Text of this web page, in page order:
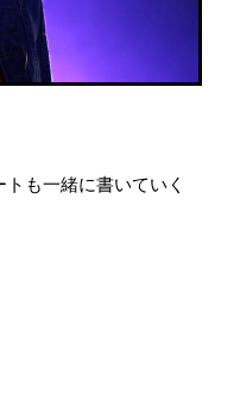
も一緒に書いていく